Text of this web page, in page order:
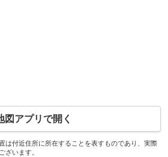
図アプリで開く
は付近住所に所在することを表すものであり、実際
ざいます。